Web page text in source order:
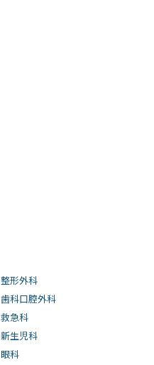
整形外科
歯科口腔外科
救急科
新生児科
眼科